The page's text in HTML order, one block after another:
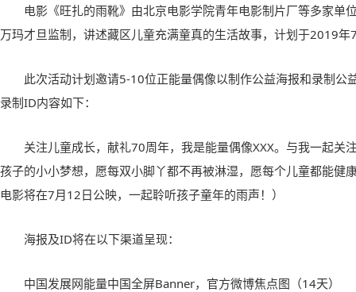
电影《旺扎的雨靴》由北京电影学院青年电影制片厂等多家单
万玛才旦监制，讲述藏区儿童充满童真的生活故事，计划于2019
此次活动计划邀请5-10位正能量偶像以制作公益海报和录制公
录制ID内容如下：
关注儿童成长，献礼70周年，我是能量偶像XXX。与我一起关
孩子的小小梦想，愿每双小脚丫都不再被淋湿，愿每个儿童都能健
电影将在7月12日公映，一起聆听孩子童年的雨声！）
海报及ID将在以下渠道呈现：
中国发展网能量中国全屏Banner，官方微博焦点图（14天）